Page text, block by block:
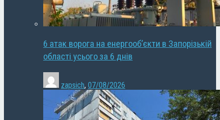
6 атак ворога на енергооб’єкти в Запорізькій
області усього за 6 днів
zapsich, 07/08/2026